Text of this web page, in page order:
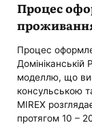
Процес
проживання
Процес
моделлю, що
консульською
MIREX
протягом 10 –